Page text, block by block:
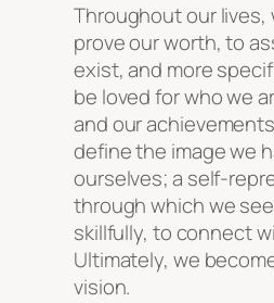
Throughout our lives,
prove our worth, to
exist, and more
be loved for who we
and our
define the image we
ourselves; a self-
through which we
skillfully, to connect
Ultimately, we
vision.